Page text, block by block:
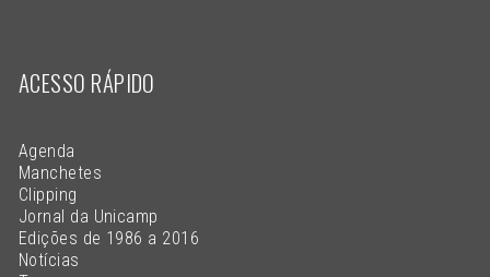
ACESSO RÁPIDO
Agenda
Manchetes
Clipping
Jornal da Unicamp
Edições de 1986 a 2016
Notícias